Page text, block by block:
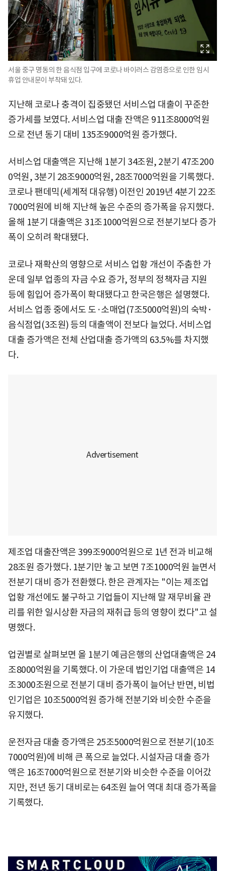
서울 중구 명동의 한 음식점 입구에 코로나 바이러스 감염증으로 인한 임시
휴업 안내문이 부착돼 있다.
지난해 코로나 충격이 집중됐던 서비스업 대출이 꾸준한
증가세를 보였다. 서비스업 대출 잔액은 911조8000억원
으로 전년 동기 대비 135조9000억원 증가했다.
서비스업 대출액은 지난해 1분기 34조원, 2분기 47조200
0억원, 3분기 28조9000억원, 28조7000억원을 기록했다.
코로나 팬데믹(세계적 대유행) 이전인 2019년 4분기 22조
7000억원에 비해 지난해 높은 수준의 증가폭을 유지했다.
올해 1분기 대출액은 31조1000억원으로 전분기보다 증가
폭이 오히려 확대됐다.
코로나 재확산의 영향으로 서비스 업황 개선이 주춤한 가
운데 일부 업종의 자금 수요 증가, 정부의 정책자금 지원
등에 힘입어 증가폭이 확대됐다고 한국은행은 설명했다.
서비스 업종 중에서도 도·소매업(7조5000억원)의 숙박･
음식점업(3조원) 등의 대출액이 전보다 늘었다. 서비스업
대출 증가액은 전체 산업대출 증가액의 63.5%를 차지했
다.
제조업 대출잔액은 399조9000억원으로 1년 전과 비교해
28조원 증가했다. 1분기만 놓고 보면 7조1000억원 늘면서
전분기 대비 증가 전환했다. 한은 관계자는 "이는 제조업
업황 개선에도 불구하고 기업들이 지난해 말 재무비율 관
리를 위한 일시상환 자금의 재취급 등의 영향이 컸다"고 설
명했다.
업권별로 살펴보면 올 1분기 예금은행의 산업대출액은 24
조8000억원을 기록했다. 이 가운데 법인기업 대출액은 14
조3000조원으로 전분기 대비 증가폭이 늘어난 반면, 비법
인기업은 10조5000억원 증가해 전분기와 비슷한 수준을
유지했다.
운전자금 대출 증가액은 25조5000억원으로 전분기(10조
7000억원)에 비해 큰 폭으로 늘었다. 시설자금 대출 증가
액은 16조7000억원으로 전분기와 비슷한 수준을 이어갔
지만, 전년 동기 대비로는 64조원 늘어 역대 최대 증가폭을
기록했다.